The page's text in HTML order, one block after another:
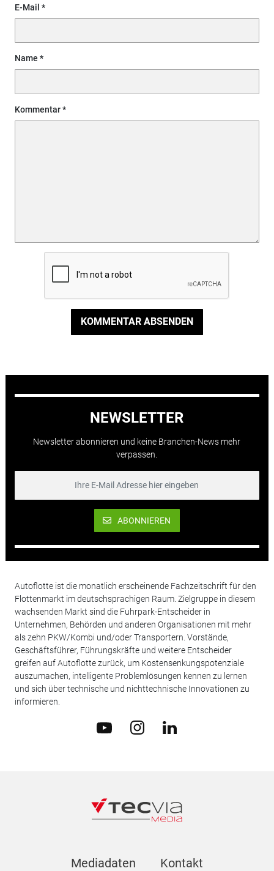
E-Mail
Name
Kommentar
KOMMENTAR ABSENDEN
NEWSLETTER
Newsletter abonnieren und keine Branchen-News mehr
verpassen.
ABONNIEREN
Autoflotte ist die monatlich erscheinende Fachzeitschrift für den
Flottenmarkt im deutschsprachigen Raum. Zielgruppe in diesem
wachsenden Markt sind die Fuhrpark-Entscheider in
Unternehmen, Behörden und anderen Organisationen mit mehr
als zehn PKW/Kombi und/oder Transportern. Vorstände,
Geschäftsführer, Führungskräfte und weitere Entscheider
greifen auf Autoflotte zurück, um Kostensenkungspotenziale
auszumachen, intelligente Problemlösungen kennen zu lernen
und sich über technische und nichttechnische Innovationen zu
informieren.
Mediadaten Kontakt